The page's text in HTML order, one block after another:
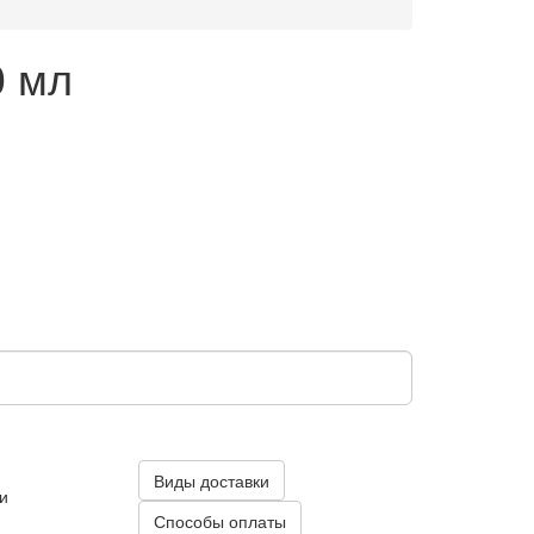
мл
Виды доставки
Способы оплаты